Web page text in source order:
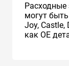
Расходные
могут
Joy,
как ОЕ